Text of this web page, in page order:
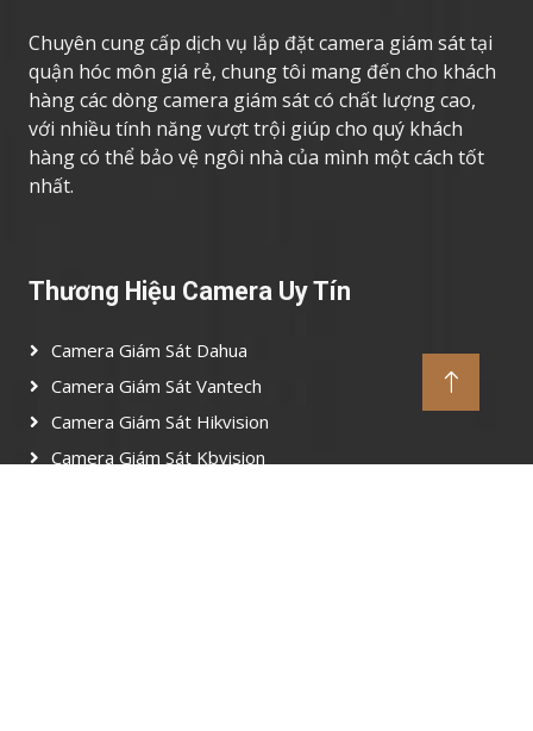
Chuyên cung cấp dịch vụ lắp đặt camera giám sát tại
quận hóc môn giá rẻ, chung tôi mang đến cho khách
hàng các dòng camera giám sát có chất lượng cao,
với nhiều tính năng vượt trội giúp cho quý khách
hàng có thể bảo vệ ngôi nhà của mình một cách tốt
nhất.
Thương Hiệu Camera Uy Tín
Camera Giám Sát Dahua
Camera Giám Sát Vantech
Camera Giám Sát Hikvision
Camera Giám Sát Kbvision